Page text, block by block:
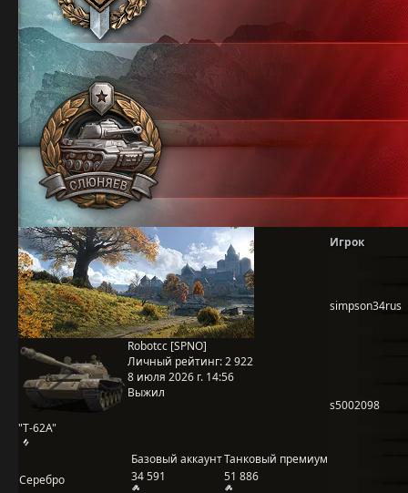
"Т-62А"
Robotcc [SPNO]
Личный рейтинг:2 922
8 июля 2026 г. 14:56
Выжил
Базовый аккаунтТанковый премиум
Серебро
34 591 51 886
Игрок
simpson34rus
s5002098